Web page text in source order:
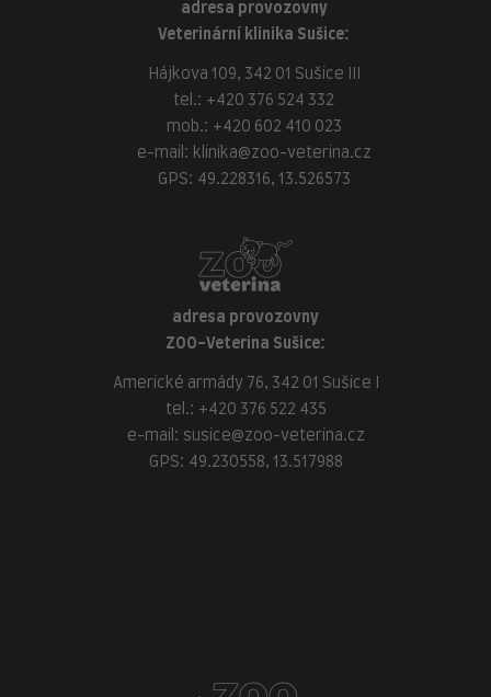
adresa provozovny
Veterinární klinika Sušice:
Hájkova 109, 342 01 Sušice III
tel.: +420 376 524 332
mob.: +420 602 410 023
e-mail: klinika@zoo-veterina.cz
GPS: 49.228316, 13.526573
adresa provozovny
ZOO-Veterina Sušice:
Americké armády 76, 342 01 Sušice I
tel.: +420 376 522 435
e-mail: susice@zoo-veterina.cz
GPS: 49.230558, 13.517988